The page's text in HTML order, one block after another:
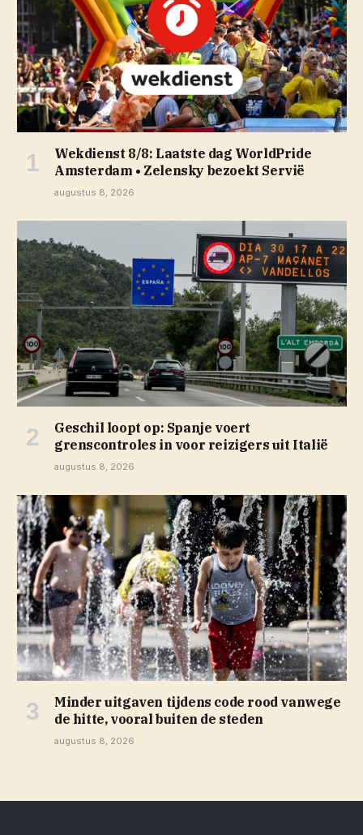
Wekdienst 8/8: Laatste dag WorldPride
Amsterdam • Zelensky bezoekt Servië
augustus 8, 2026
Geschil loopt op: Spanje voert
grenscontroles in voor reizigers uit Italië
augustus 8, 2026
Minder uitgaven tijdens code rood vanwege
de hitte, vooral buiten de steden
augustus 8, 2026